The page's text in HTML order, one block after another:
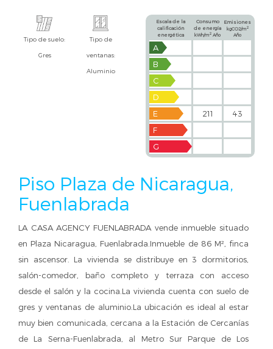
Tipo de suelo:
Gres
Tipo de
ventanas:
Aluminio
Escala de la
calificación
energética
Consumo
de energía
kWh/m2 Año
Emisiones
kgCO2/m 2
Año
A
B
C
D
E
211
43
F
G
Piso Plaza de Nicaragua,
Fuenlabrada
LA CASA AGENCY FUENLABRADA vende inmueble situado
en Plaza Nicaragua, Fuenlabrada.Inmueble de 86 M², finca
sin ascensor. La vivienda se distribuye en 3 dormitorios,
salón-comedor, baño completo y terraza con acceso
desde el salón y la cocina.La vivienda cuenta con suelo de
gres y ventanas de aluminio.La ubicación es ideal al estar
muy bien comunicada, cercana a la Estación de Cercanías
de La Serna-Fuenlabrada, al Metro Sur Parque de Los